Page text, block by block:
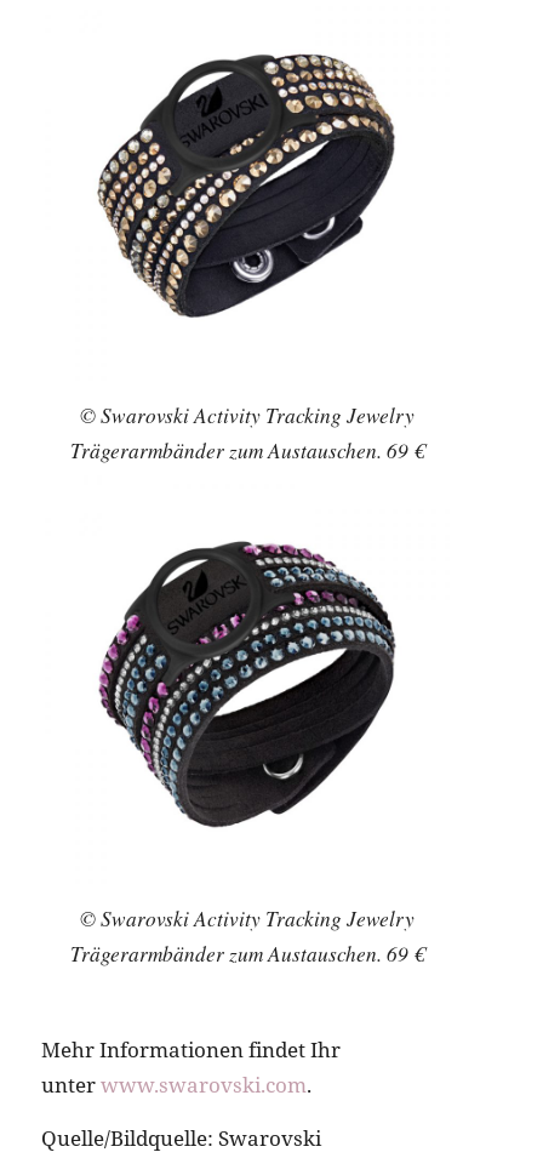
© Swarovski Activity Tracking Jewelry
Trägerarmbänder zum Austauschen. 69 €
© Swarovski Activity Tracking Jewelry
Trägerarmbänder zum Austauschen. 69 €
Mehr Informationen findet Ihr
unterwww.swarovski.com.
Quelle/Bildquelle: Swarovski